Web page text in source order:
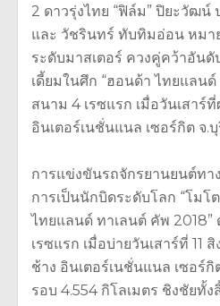
2 ดาวรุ่งไทย “ฟิล์ม” ปิยะวัฒน์
และ วัชรินทร์ ทับทิมอ่อน หมา
ระดับมาสเตอร์ ควงคู่คว้าอัน
เดี้ยมในศึก “ฮอนด้า ไทยแลน
สนาม 4 เรซแรก เมื่อวันเสาร์
อินเตอร์เนชั่นแนล เซอร์กิต จ.
การแข่งขันรถจักรยานยนต์ทา
การเป็นนักบิดระดับโลก “โมโ
ไทยแลนด์ ทาเลนต์ คัพ 2018”
เรซแรก เมื่อบ่ายวันเสาร์ที่ 11
ช้าง อินเตอร์เนชั่นแนล เซอร์
รอบ 4.554 กิโลเมตร ชิงชัยทั้ง